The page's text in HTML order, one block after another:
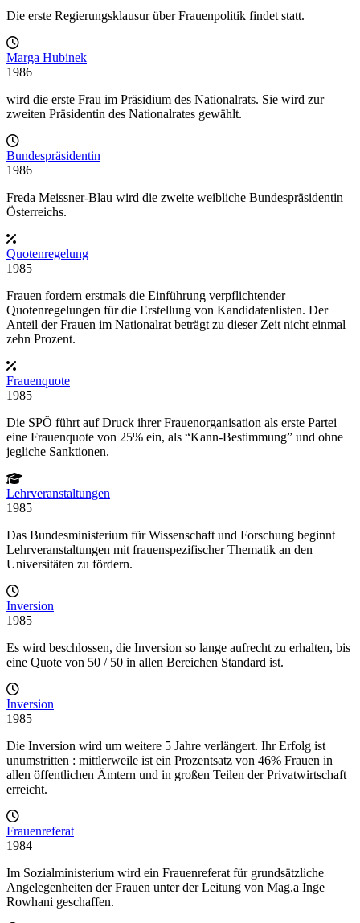
Die erste Regierungsklausur über Frauenpolitik findet statt.
Marga Hubinek
1986
wird die erste Frau im Präsidium des Nationalrats. Sie wird zur
zweiten Präsidentin des Nationalrates gewählt.
Bundespräsidentin
1986
Freda Meissner-Blau wird die zweite weibliche Bundespräsidentin
Österreichs.
Quotenregelung
1985
Frauen fordern erstmals die Einführung verpflichtender
Quotenregelungen für die Erstellung von Kandidatenlisten. Der
Anteil der Frauen im Nationalrat beträgt zu dieser Zeit nicht einmal
zehn Prozent.
Frauenquote
1985
Die SPÖ führt auf Druck ihrer Frauenorganisation als erste Partei
eine Frauenquote von 25% ein, als “Kann-Bestimmung” und ohne
jegliche Sanktionen.
Lehrveranstaltungen
1985
Das Bundesministerium für Wissenschaft und Forschung beginnt
Lehrveranstaltungen mit frauenspezifischer Thematik an den
Universitäten zu fördern.
Inversion
1985
Es wird beschlossen, die Inversion so lange aufrecht zu erhalten, bis
eine Quote von 50 / 50 in allen Bereichen Standard ist.
Inversion
1985
Die Inversion wird um weitere 5 Jahre verlängert. Ihr Erfolg ist
unumstritten : mittlerweile ist ein Prozentsatz von 46% Frauen in
allen öffentlichen Ämtern und in großen Teilen der Privatwirtschaft
erreicht.
Frauenreferat
1984
Im Sozialministerium wird ein Frauenreferat für grundsätzliche
Angelegenheiten der Frauen unter der Leitung von Mag.a Inge
Rowhani geschaffen.